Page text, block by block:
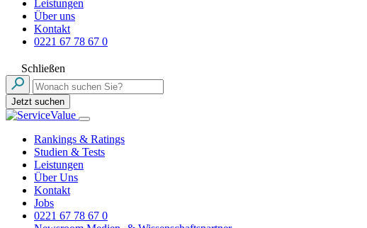
Leistungen
Über uns
Kontakt
0221 67 78 67 0
Schließen
Jetzt suchen
Rankings & Ratings
Studien & Tests
Leistungen
Über Uns
Kontakt
Jobs
0221 67 78 67 0